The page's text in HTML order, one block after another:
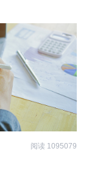
与资产注入。
阅读 1095079